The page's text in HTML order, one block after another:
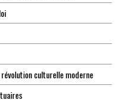
culturelle moderne